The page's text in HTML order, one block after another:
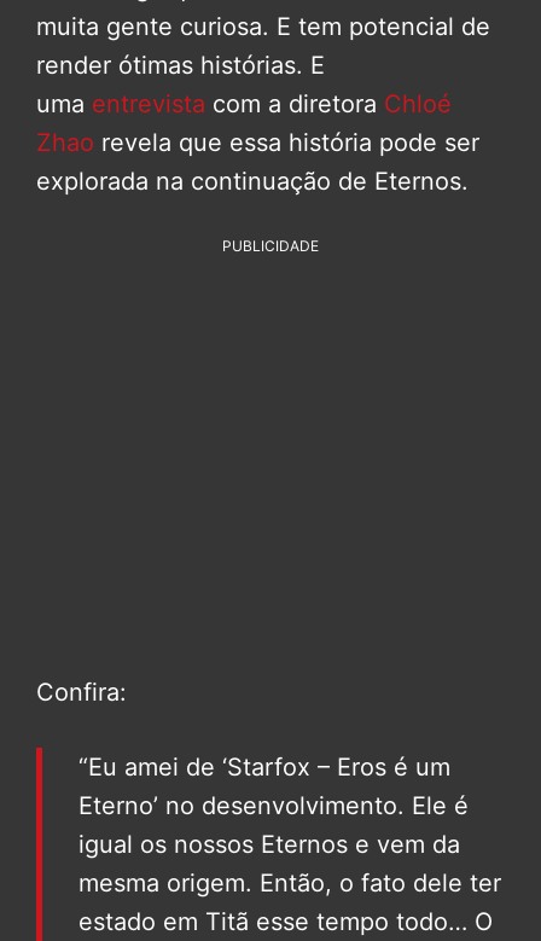
muita gente curiosa. E tem potencial de
render ótimas histórias. E
uma entrevista com a diretora Chloé
Zhao revela que essa história pode ser
explorada na continuação de Eternos.
PUBLICIDADE
Confira:
“Eu amei de ‘Starfox – Eros é um
Eterno’ no desenvolvimento. Ele é
igual os nossos Eternos e vem da
mesma origem. Então, o fato dele ter
estado em Titã esse tempo todo… O